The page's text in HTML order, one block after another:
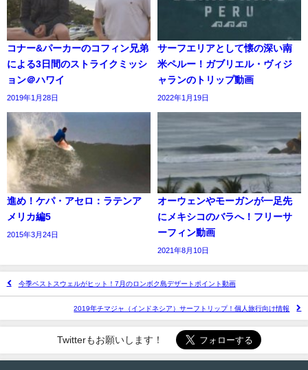
コナー&パーカーのコフィン兄弟
による3日間のストライクミッシ
ョン＠ハワイ
2019年1月28日
サーフエリアとして懐の深い南
米ペルー！ガブリエル・ヴィジ
ャランのトリップ動画
2022年1月19日
進め！ケパ・アセロ：ラテンア
メリカ編5
2015年3月24日
オーウェンやモーガンが一足先
にメキシコのバラへ！フリーサ
ーフィン動画
2021年8月10日
今季ベストスウェルがヒット！7月のロンボク島デザートポイント動画
2019年チマジャ（インドネシア）サーフトリップ！個人旅行向け情報
Twitterもお願いします！